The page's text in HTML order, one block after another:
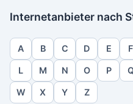
Internetanbieter nach
A B C D E F
L M N O P
W X Y Z